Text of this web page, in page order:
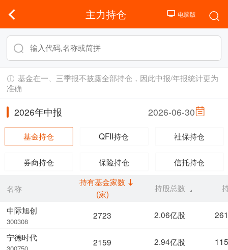
主力持仓
基金在一、三季报不披露全部持仓，因此中报/年报统计更为
准确
2026年中报 2026-06-30
基金持仓 QFII持仓 社保持仓
券商持仓 保险持仓 信托持仓
名称
中际旭创
300308
宁德时代
持有基金家数
(家)
持股总数
2723 2.06亿股
2159 2.94亿股